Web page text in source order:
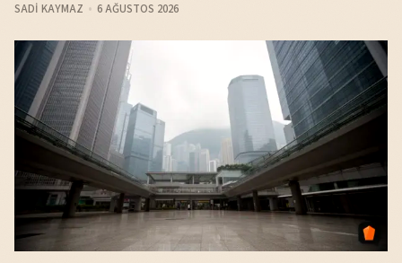
SADI KAYMAZ 6 AĞUSTOS 2026